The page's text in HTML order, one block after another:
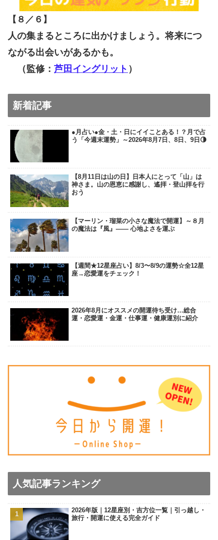
【８／６ 】
人の集まるところに出かけましょう。将来につ
ながる出会いがあるかも。
（監修： 芦田イングリット ）
新着記事
●月占い●金・土・日にイイことある！？月で占
う「今週末運勢」～2026年8月7日、8日、9日🌗
【8月11日は山の日】日本人にとって「山」は
神さま。山の恩恵に感謝し、遙拝・登山拝を行
おう
【マーリン・瑠菜の小さな魔法で開運】～８月
の魔法は『風』―― 心地よさを運ぶ
【週間★12星座占い】8/3〜8/9の運勢☆全12星
座→恋愛運をチェック！
2026年8月にオススメの開運待ち受け…総合
運・恋愛運・金運・仕事運・健康運別に紹介
人気記事ランキング
2026年版｜12星座別・吉方位一覧｜引っ越し・
旅行・開運に使える完全ガイド